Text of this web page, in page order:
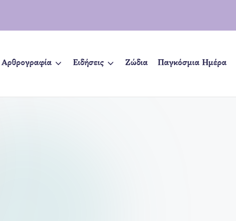
Αρθρογραφία Ειδήσεις Ζώδια Παγκόσμια Ημέρα